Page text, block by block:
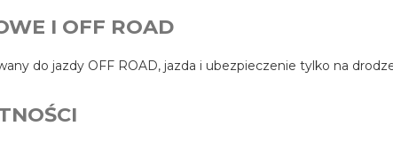
I OFF ROAD
do jazdy OFF ROAD, jazda i ubezpieczenie tylko na